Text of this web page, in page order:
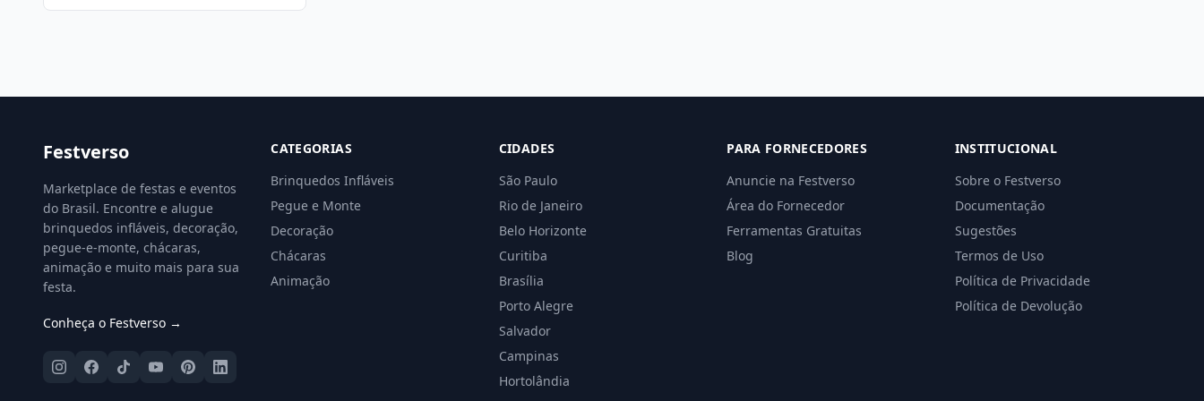
Festverso
Marketplace de festas e eventos
do Brasil. Encontre e alugue
brinquedos infláveis, decoração,
pegue-e-monte, chácaras,
animação e muito mais para sua
festa.
Conheça o Festverso →
CATEGORIAS
Brinquedos Infláveis
Pegue e Monte
Decoração
Chácaras
Animação
CIDADES
São Paulo
Rio de Janeiro
Belo Horizonte
Curitiba
Brasília
Porto Alegre
Salvador
Campinas
Hortolândia
PARA FORNECEDORES
Anuncie na Festverso
Área do Fornecedor
Ferramentas Gratuitas
Blog
INSTITUCIONAL
Sobre o Festverso
Documentação
Sugestões
Termos de Uso
Política de Privacidade
Política de Devolução